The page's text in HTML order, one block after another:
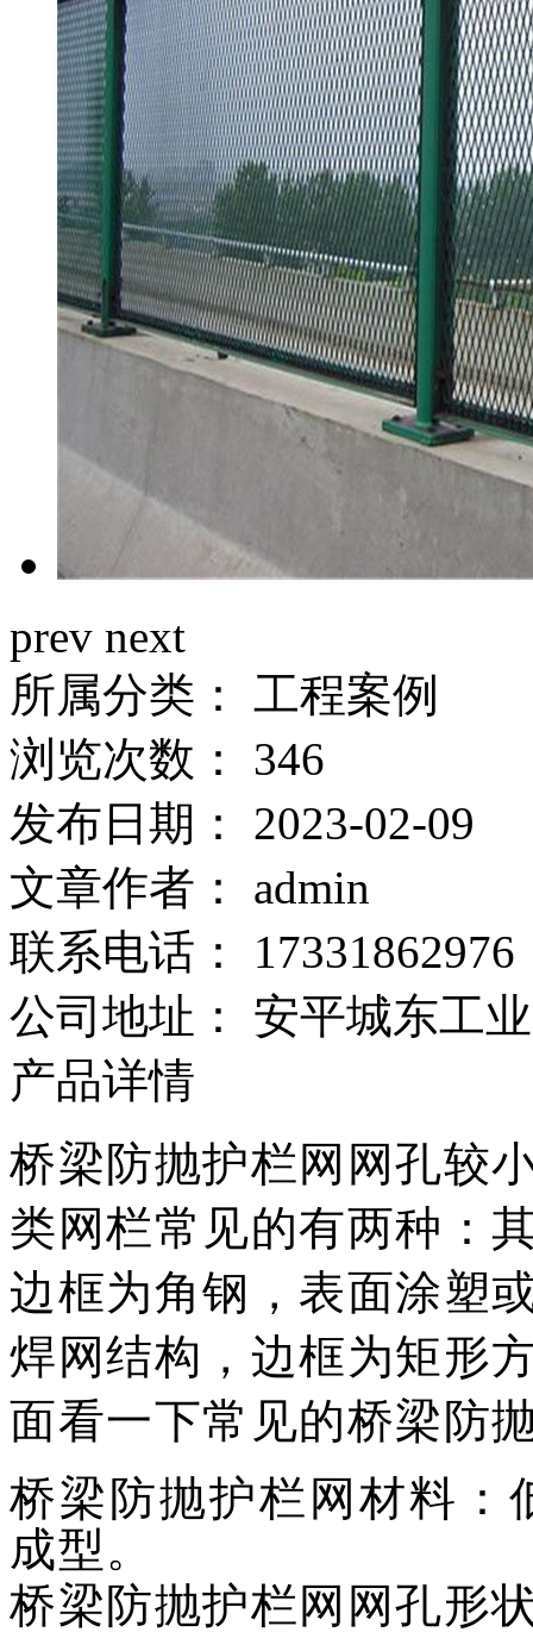
prev next
所属分类：
工程案例
浏览次数：
346
发布日期：
2023-02-09
文章作者：
admin
联系电话：
17331862976
公司地址：
安平城东工
产品详情
桥梁防抛护栏网网孔较
类网栏常见的有两种：
边框为角钢，表面涂塑
焊网结构，边框为矩形
面看一下常见的桥梁防
桥梁防抛护栏网材料：
成型。
桥梁防抛护栏网网孔形